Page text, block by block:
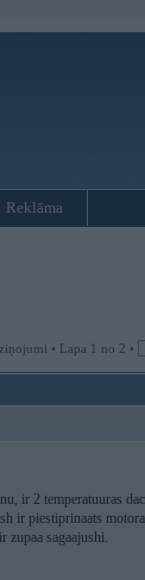
Reklāma
• Lapa 1 no 2 •
ir 2 temperatuuras
ir piestiprinaats
zupaa sagaajushi.